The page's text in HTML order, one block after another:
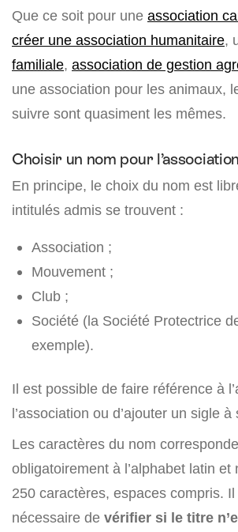
Que ce soit pour une association
créer une association humanitaire,
familiale, association de gestion
une association pour les animaux,
suivre sont quasiment les mêmes.
Choisir un nom pour l’association
En principe, le choix du nom est
intitulés admis se trouvent :
Association ;
Mouvement ;
Club ;
Société (la Société Protectrice
exemple).
Il est possible de faire référence à
l’association ou d’ajouter un sigle à
Les caractères du nom
obligatoirement à l’alphabet latin et
250 caractères, espaces compris.
nécessaire de vérifier si le titre